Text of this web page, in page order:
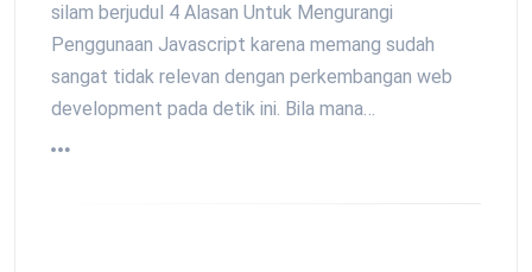
silam berjudul 4 Alasan Untuk Mengurangi
Penggunaan Javascript karena memang sudah
sangat tidak relevan dengan perkembangan web
development pada detik ini. Bila mana…